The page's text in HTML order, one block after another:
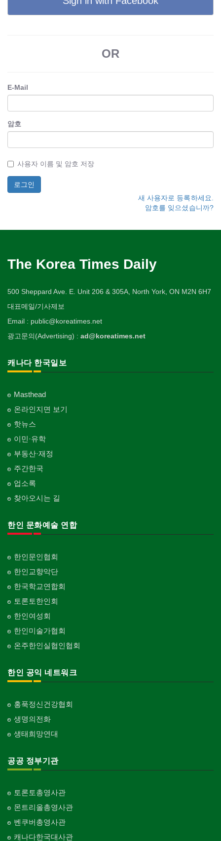
OR
E-Mail
암호
사용자 이름 및 암호 저장
새 사용자로 등록하세요.
암호를 잊으셨습니까?
The Korea Times Daily
500 Sheppard Ave. E. Unit 206 & 305A, North York, ON M2N 6H7
대표메일/기사제보
Email : public@koreatimes.net
광고문의(Advertising) : ad@koreatimes.net
캐나다 한국일보
Masthead
온라인지면 보기
핫뉴스
이민·유학
부동산·재정
주간한국
업소록
찾아오시는 길
한인 문화예술 연합
한인문인협회
한인교향악단
한국학교연합회
토론토한인회
한인여성회
한인미술가협회
온주한인실협인협회
한인 공익 네트워크
홍푹정신건강협회
생명의전화
생태희망연대
공공 정부기관
토론토총영사관
몬트리올총영사관
벤쿠버총영사관
캐나다한국대사관